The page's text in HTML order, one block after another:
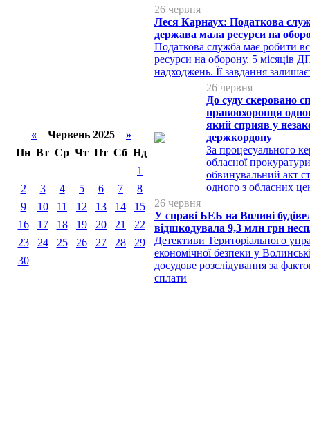
« Червень 2025 »
Пн Вт Ср Чт Пт Сб Нд
1
2
3 4 5 6 7
8
9
10 11 12 13 14
15
16
17 18 19 20 21
22
23
24 25 26 27 28
29
30
26 червня
Леся Карнаух: Податкова
держава мала ресурси на
Податкова служба має робити
ресурси на оборону. 5 місяців
надходжень. Її завдання
26 червня
До суду скеровано
правоохоронця
який сприяв у
держкордону
За процесуального
обласної
обвинувальний акт
одного з обласних
26 червня
У справі БЕБ на Волині
відшкодувала 9,3 млн грн
Детективи Територіального
економічної безпеки у
досудове розслідування за
сплати